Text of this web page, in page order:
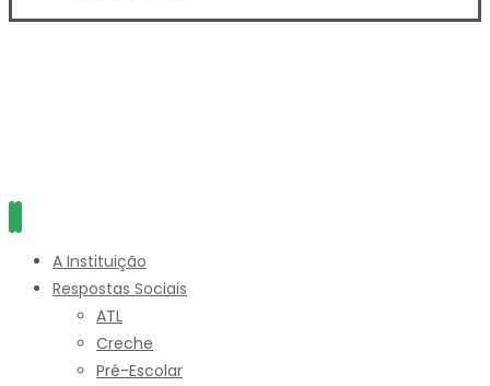
A Instituição
Respostas Sociais
ATL
Creche
Pré-Escolar